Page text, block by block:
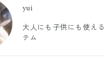
yui
大人にも子供にも使え
テム